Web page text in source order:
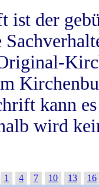
ist der
kann
wird
1 4 7 10 13
16